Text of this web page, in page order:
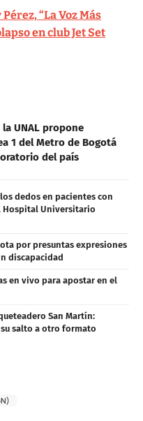
“La Voz Más
en club Jet Set
UNAL propone
1 del Metro de Bogotá
del país
dedos en pacientes con
Hospital Universitario
por presuntas expresiones
discapacidad
en vivo para apostar en el
San Martín:
salto a otro formato